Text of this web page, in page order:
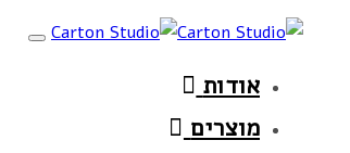
navigation
Toggle
אודות
מוצרים